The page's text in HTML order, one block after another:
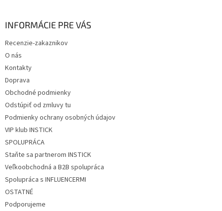
INFORMÁCIE PRE VÁS
Recenzie-zakaznikov
O nás
Kontakty
Doprava
Obchodné podmienky
Odstúpiť od zmluvy tu
Podmienky ochrany osobných údajov
VIP klub INSTICK
SPOLUPRÁCA
Staňte sa partnerom INSTICK
Veľkoobchodná a B2B spolupráca
Spolupráca s INFLUENCERMI
OSTATNÉ
Podporujeme